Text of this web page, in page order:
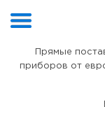
Прямые
приборов от